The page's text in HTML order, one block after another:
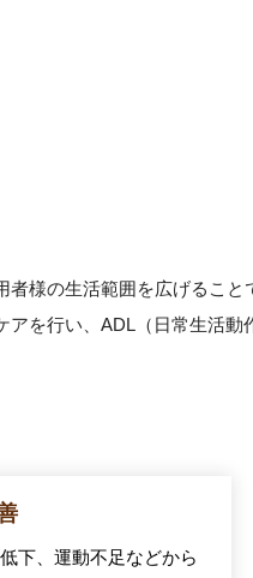
様の生活範囲を広げるこ
を行い、ADL（日常生活動
下、運動不足などから